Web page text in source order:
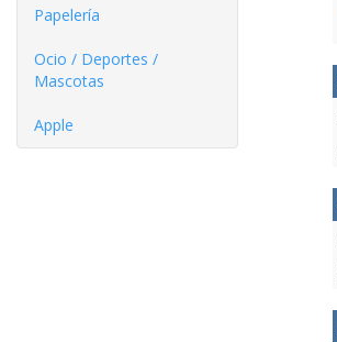
Papelería
Ocio / Deportes /
Mascotas
Apple